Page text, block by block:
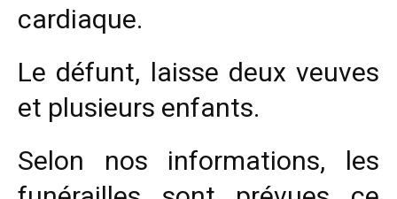
cardiaque.
Le défunt, laisse deux veuves
et plusieurs enfants.
Selon nos informations, les